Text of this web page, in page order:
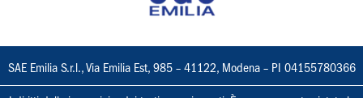
SAE Emilia S.r.l., Via Emilia Est, 985 – 41122, Modena – PI 04155780366